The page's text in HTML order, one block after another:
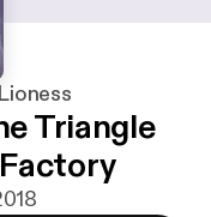
Triangle